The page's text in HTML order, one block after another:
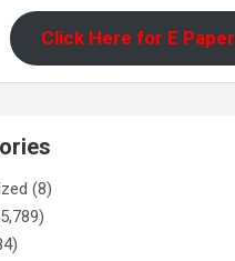
Click Here for E Paper
(8)